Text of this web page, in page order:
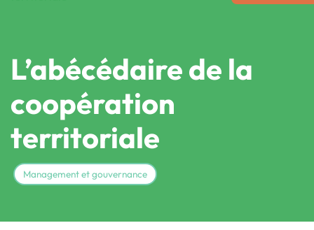
L’abécédaire de la
coopération
territoriale
Management et gouvernance